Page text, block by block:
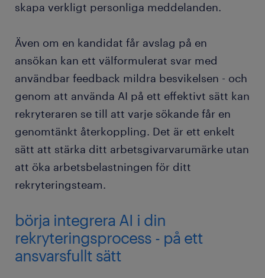
skapa verkligt personliga meddelanden.
Även om en kandidat får avslag på en
ansökan kan ett välformulerat svar med
användbar feedback mildra besvikelsen - och
genom att använda AI på ett effektivt sätt kan
rekryteraren se till att varje sökande får en
genomtänkt återkoppling. Det är ett enkelt
sätt att stärka ditt arbetsgivarvarumärke utan
att öka arbetsbelastningen för ditt
rekryteringsteam.
börja integrera AI i din
rekryteringsprocess - på ett
ansvarsfullt sätt